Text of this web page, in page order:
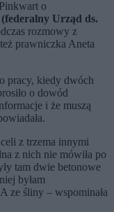
o
(federalny Urząd ds.
rozmowy z
prawniczka Aneta
pracy, kiedy dwóch
o dowód
i że muszą
z trzema innymi
z nich nie mówiła po
tam dwie betonowe
byłam
ze śliny – wspominała